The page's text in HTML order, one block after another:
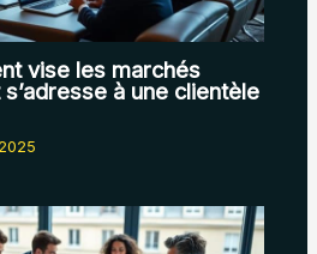
vise les marchés
à une clientèle